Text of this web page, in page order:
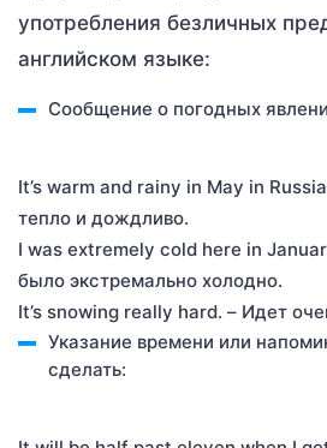
употребления безличных
английском языке:
Сообщение о погодных
It’s warm and rainy in May in
тепло и дождливо.
I was extremely cold here in
было экстремально холодно.
It’s snowing really hard. – Идет
Указание времени или
сделать: